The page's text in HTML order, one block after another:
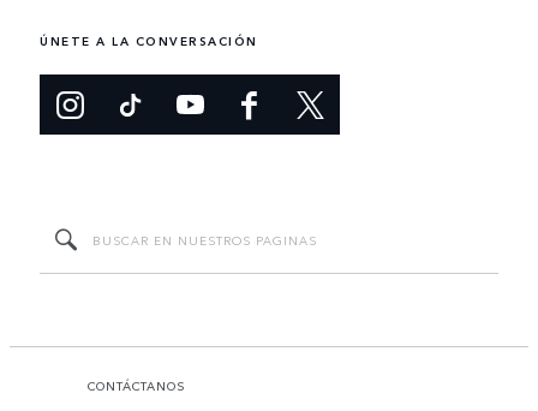
ÚNETE A LA CONVERSACIÓN
CONTÁCTANOS